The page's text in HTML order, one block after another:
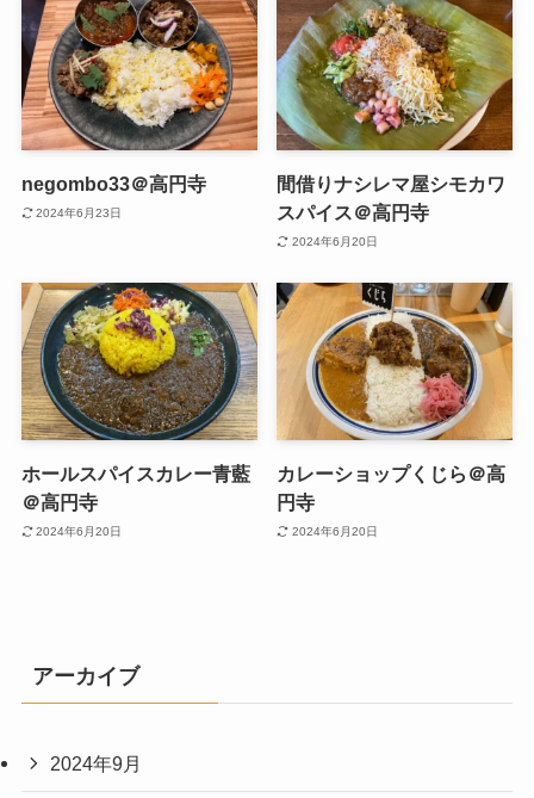
negombo33＠高円寺
2024年6月23日
間借りナシレマ屋シモカワ
スパイス＠高円寺
2024年6月20日
ホールスパイスカレー青藍
＠高円寺
2024年6月20日
カレーショップくじら＠高
円寺
2024年6月20日
アーカイブ
2024年9月